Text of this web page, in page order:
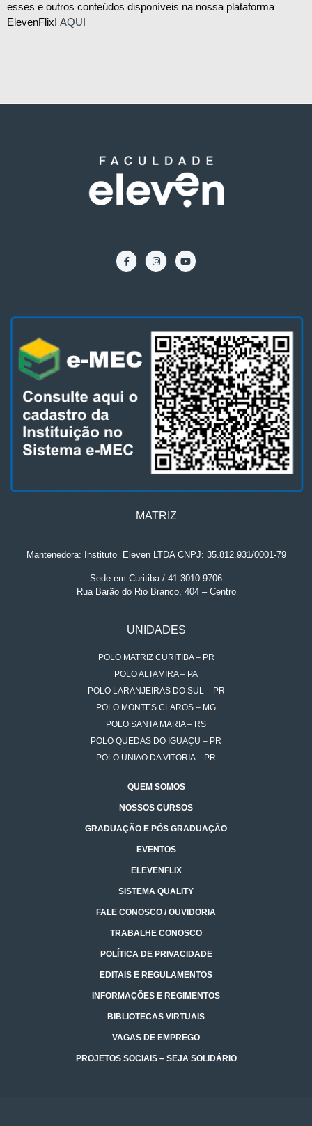
esses e outros conteúdos disponíveis na nossa plataforma
ElevenFlix! AQUI
MATRIZ
Mantenedora: Instituto. Eleven LTDA CNPJ: 35.812.931/0001-79
Sede em Curitiba / 41 3010.9706
Rua Barão do Rio Branco, 404 – Centro
UNIDADES
POLO MATRIZ CURITIBA – PR
POLO ALTAMIRA – PA
POLO LARANJEIRAS DO SUL – PR
POLO MONTES CLAROS – MG
POLO SANTA MARIA – RS
POLO QUEDAS DO IGUAÇU – PR
POLO UNIÃO DA VITÓRIA – PR
QUEM SOMOS
NOSSOS CURSOS
GRADUAÇÃO E PÓS GRADUAÇÃO
EVENTOS
ELEVENFLIX
SISTEMA QUALITY
FALE CONOSCO / OUVIDORIA
TRABALHE CONOSCO
POLÍTICA DE PRIVACIDADE
EDITAIS E REGULAMENTOS
INFORMAÇÕES E REGIMENTOS
BIBLIOTECAS VIRTUAIS
VAGAS DE EMPREGO
PROJETOS SOCIAIS – SEJA SOLIDÁRIO